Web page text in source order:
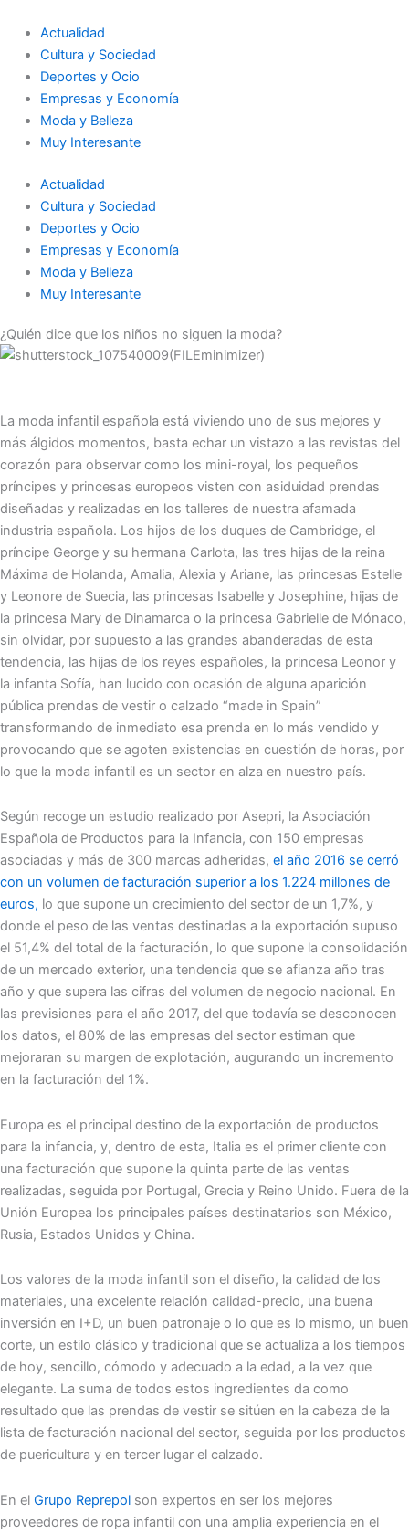
contenido
Actualidad
Cultura y Sociedad
Deportes y Ocio
Empresas y Economía
Moda y Belleza
Muy Interesante
Actualidad
Cultura y Sociedad
Deportes y Ocio
Empresas y Economía
Moda y Belleza
Muy Interesante
¿Quién dice que los niños no siguen la moda?
La moda infantil española está viviendo uno de sus mejores y
más álgidos momentos, basta echar un vistazo a las revistas del
corazón para observar como los mini-royal, los pequeños
príncipes y princesas europeos visten con asiduidad prendas
diseñadas y realizadas en los talleres de nuestra afamada
industria española. Los hijos de los duques de Cambridge, el
príncipe George y su hermana Carlota, las tres hijas de la reina
Máxima de Holanda, Amalia, Alexia y Ariane, las princesas Estelle
y Leonore de Suecia, las princesas Isabelle y Josephine, hijas de
la princesa Mary de Dinamarca o la princesa Gabrielle de Mónaco,
sin olvidar, por supuesto a las grandes abanderadas de esta
tendencia, las hijas de los reyes españoles, la princesa Leonor y
la infanta Sofía, han lucido con ocasión de alguna aparición
pública prendas de vestir o calzado “made in Spain”
transformando de inmediato esa prenda en lo más vendido y
provocando que se agoten existencias en cuestión de horas, por
lo que la moda infantil es un sector en alza en nuestro país.
Según recoge un estudio realizado por Asepri, la Asociación
Española de Productos para la Infancia, con 150 empresas
asociadas y más de 300 marcas adheridas, el año 2016 se cerró
con un volumen de facturación superior a los 1.224 millones de
euros, lo que supone un crecimiento del sector de un 1,7%, y
donde el peso de las ventas destinadas a la exportación supuso
el 51,4% del total de la facturación, lo que supone la consolidación
de un mercado exterior, una tendencia que se afianza año tras
año y que supera las cifras del volumen de negocio nacional. En
las previsiones para el año 2017, del que todavía se desconocen
los datos, el 80% de las empresas del sector estiman que
mejoraran su margen de explotación, augurando un incremento
en la facturación del 1%.
Europa es el principal destino de la exportación de productos
para la infancia, y, dentro de esta, Italia es el primer cliente con
una facturación que supone la quinta parte de las ventas
realizadas, seguida por Portugal, Grecia y Reino Unido. Fuera de la
Unión Europea los principales países destinatarios son México,
Rusia, Estados Unidos y China.
Los valores de la moda infantil son el diseño, la calidad de los
materiales, una excelente relación calidad-precio, una buena
inversión en I+D, un buen patronaje o lo que es lo mismo, un buen
corte, un estilo clásico y tradicional que se actualiza a los tiempos
de hoy, sencillo, cómodo y adecuado a la edad, a la vez que
elegante. La suma de todos estos ingredientes da como
resultado que las prendas de vestir se sitúen en la cabeza de la
lista de facturación nacional del sector, seguida por los productos
de puericultura y en tercer lugar el calzado.
En el Grupo Reprepol son expertos en ser los mejores
proveedores de ropa infantil con una amplia experiencia en el